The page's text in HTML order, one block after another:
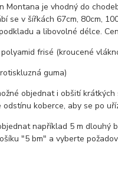
Montana je vhodný do
se v šířkách 67cm, 80cm,
a libovolné délce.
frisé (kroucené
guma)
objednat i obšití
odstínu koberce, aby se po
například 5 m dlouhý
"5 bm" a vyberte